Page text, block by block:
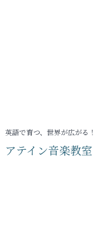
英語で育つ、世界が広がる！
アテイン音楽教室